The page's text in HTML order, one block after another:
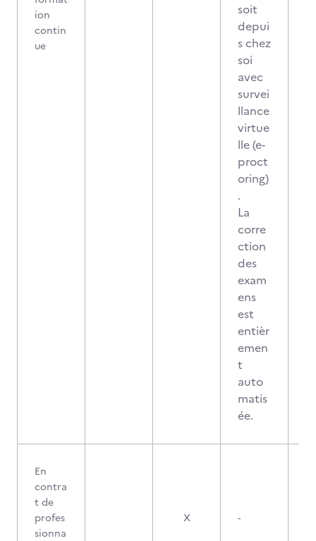
ion
contin
ue
soit
depui
s chez
soi
avec
survei
llance
virtue
lle (e-
proct
oring)
.
La
corre
ction
des
exam
ens
est
entièr
emen
t
auto
matis
ée.
En
contra
t de
profes
sionna
X -